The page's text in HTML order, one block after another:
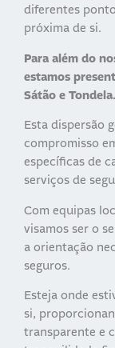
diferentes
próxima de si.
Para além do
estamos
Sátão e Tondela.
Esta dispersão
compromisso
específicas de
serviços de
Com equipas
visamos ser o
a orientação
seguros.
Esteja onde
si,
transparente e